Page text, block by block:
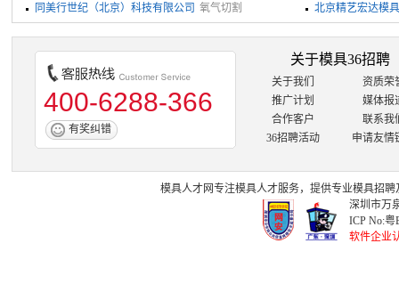
同美行世纪（北京）科技有限公司 氧气切割 北京精艺宏达模
400-6288-366
有奖纠错
关于模具36招聘
关于我们
资质荣
推广计划
媒体报
合作客户
联系我
36招聘活动
申请友情
模具人才网专注模具人才服务，提供专业模具招聘
深圳市万
ICP No:粤
软件企业